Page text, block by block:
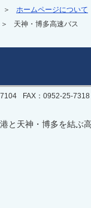
ホームページについて
天神・博多高速バス
FAX：0952-25-7318
天神・博多を結ぶ